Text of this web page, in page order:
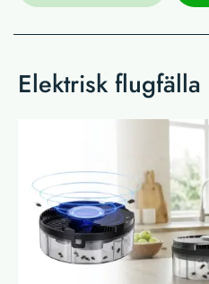
Elektrisk flugfälla